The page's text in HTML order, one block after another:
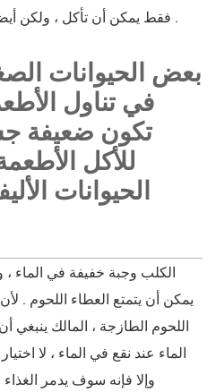
فقط يمكن أن تأكل ، ولكن أيضا يمكن أن تأكل بطرق مختلفة .
في تناول
تكون ضعيفة
للأكل
الحيوانات
الكلب وجبة خفيفة في الماء ،
يمكن أن يتمتع العطاء اللحوم .
اللحوم الطازجة ، المالك ينبغي
الماء عند نقع في الماء ، لا
وإلا فإنه سوف يدمر